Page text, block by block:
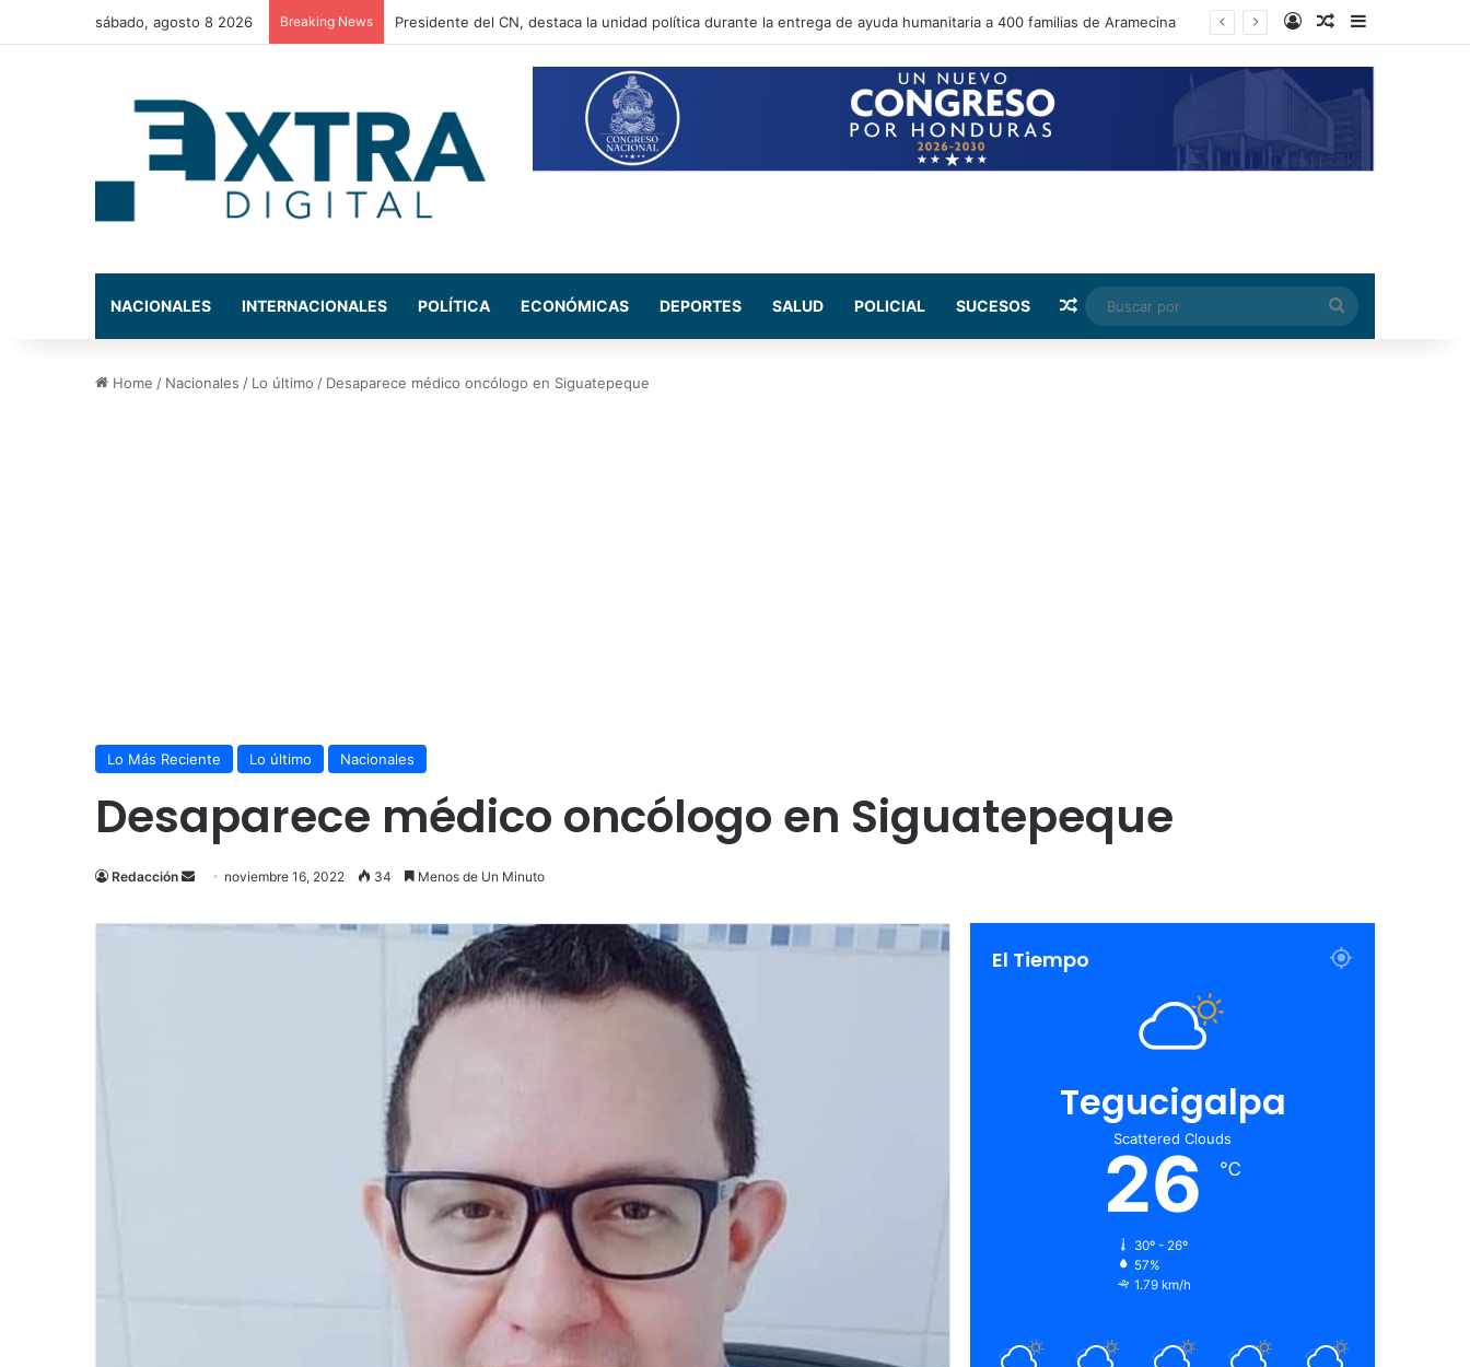
sábado, agosto 8 2026 Breaking News Presidente del CN, destaca la unidad política durante la entrega de ayuda humanitaria a 400 familias de Aramecina Log InRandom Article
Sidebar
NACIONALES INTERNACIONALES POLÍTICA ECONÓMICAS DEPORTES SALUD POLICIAL SUCESOS Random Article
Buscar
por
Home / Nacionales / Lo último / Desaparece médico oncólogo en Siguatepeque
Lo Más Reciente Lo último Nacionales
Desaparece médico oncólogo en Siguatepeque
Redacción
Send
email
noviembre 16, 2022 34 Menos de Un Minuto
El Tiempo
Tegucigalpa
Scattered Clouds
26 ℃
30º - 26º
57%
1.79 km/h